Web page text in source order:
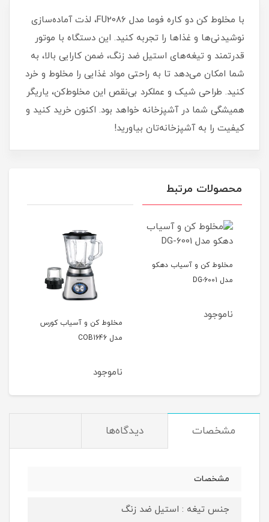
با مخلوط کن دو کاره فوما مدل FU2086، لذت آماده‌سازی
نوشیدنی‌ها و غذاها را تجربه کنید. این دستگاه با موتور
قدرتمند و تیغه‌های استیل ضد زنگ، ضمن کارایی بالا، به
شما امکان می‌دهد تا به راحتی مواد غذایی را مخلوط و خرد
کنید. طراحی شیک و عملکرد بی‌نقص این مخلوط‌کن، یاریگر
همیشگی شما در آشپزخانه خواهد بود. اکنون خرید کنید و
کیفیت را به آشپزخانه‌تان بیاورید!
محصولات مرتبط
مخلوط کن و آسیاب دهکو
مدل DG-6001
ناموجود
مخلوط کن و آسیاب کورس
مدل COB1646
ناموجود
مشخصات دیدگاه‌ها
مشخصات
جنس تیغه : استیل ضد زنگ